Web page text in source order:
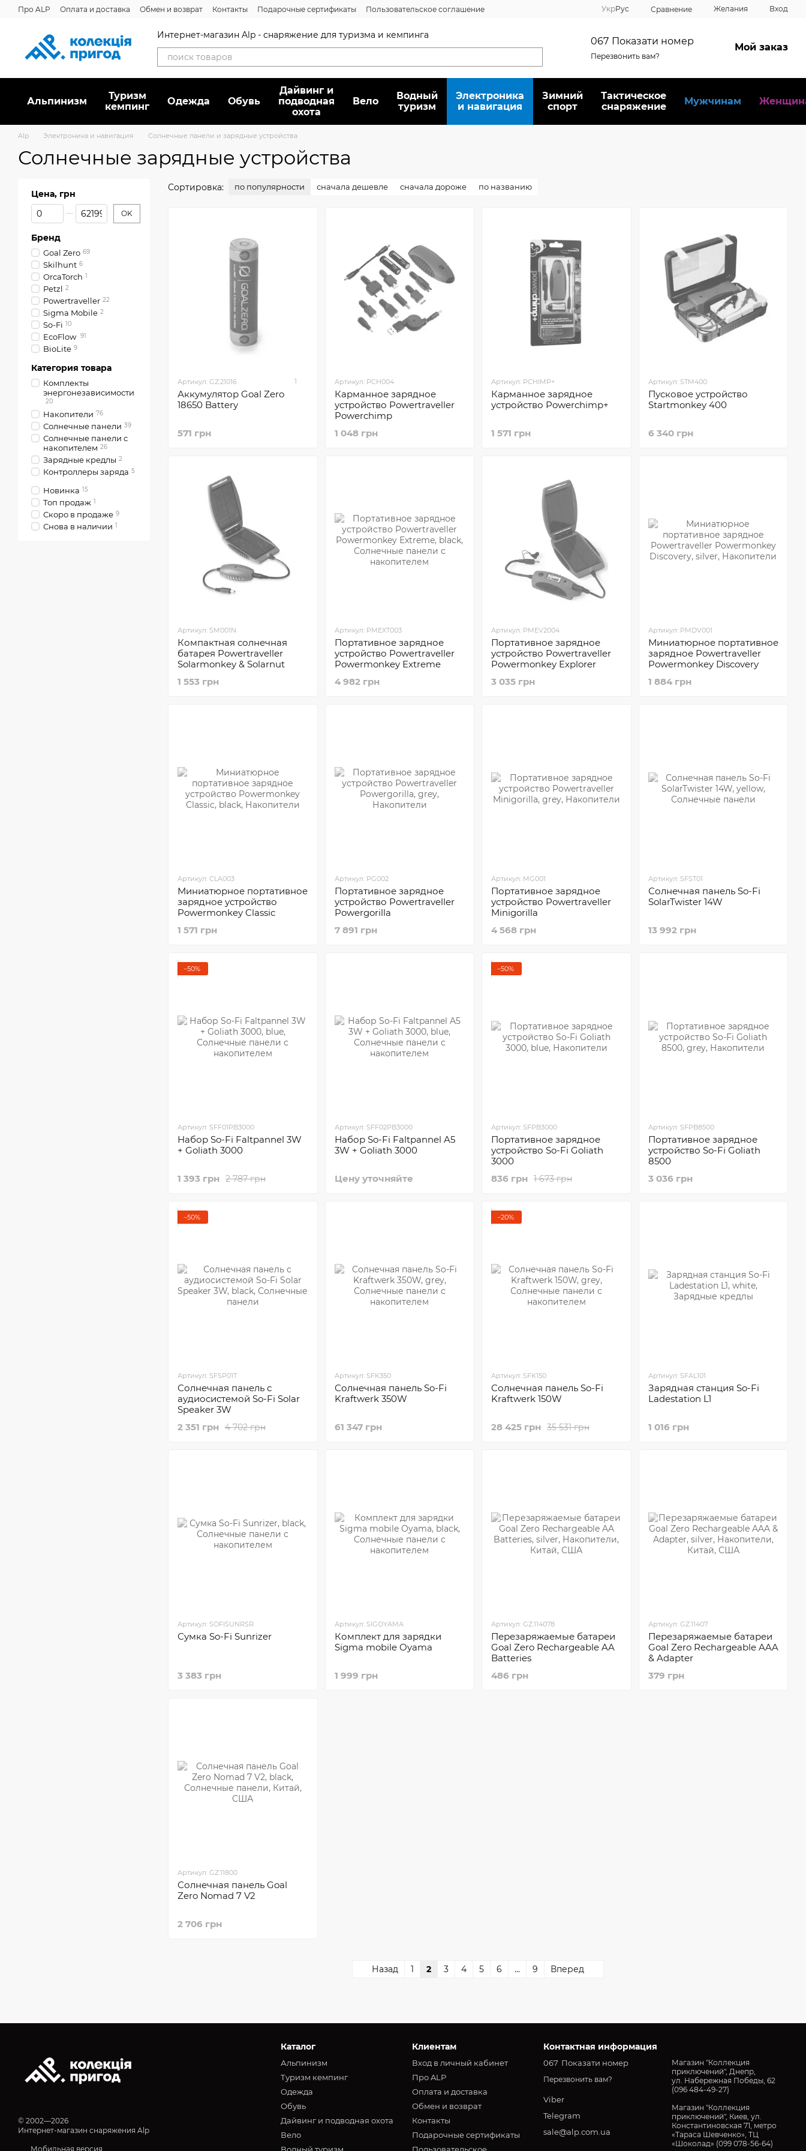
Перейти к основному контенту
Про ALP Оплата и доставка Обмен и возврат Контакты Подарочные сертификаты
Пользовательское соглашение
УкрРус Сравнение Желания Вход
Интернет-магазин Alp - снаряжение для туризма и кемпинга
067 Показати номер
Перезвонить вам?
Мой заказ
Альпинизм
Туризм
кемпинг
Oдежда Обувь
Дайвинг и
подводная
охота
Вело
Водный
туризм
Электроника
и навигация
Зимний
спорт
Тактическое
снаряжение
Мужчинам
Alp Электроника и навигация Солнечные панели и зарядные устройства
Солнечные зарядные устройства
Сортировка: по популярности сначала дешевле сначала дороже по названию
Артикул: GZ.21016 1
Аккумулятор Goal Zero
18650 Battery
571 грн
Артикул: PCH004
Карманное зарядное
устройство Powertraveller
Powerchimp
1 048 грн
Артикул: PCHIMP+
Карманное зарядное
устройство Powerchimp+
1 571 грн
Артикул: STM400
Пусковое устройство
Startmonkey 400
6 340 грн
Артикул: SM001N
Компактная солнечная
батарея Powertraveller
Solarmonkey & Solarnut
1 553 грн
Артикул: PMEXT003
Портативное зарядное
устройство Powertraveller
Powermonkey Extreme
4 982 грн
Артикул: PMEV2004
Портативное зарядное
устройство Powertraveller
Powermonkey Explorer
3 035 грн
Артикул: PMDV001
Миниатюрное портативное
зарядное Powertraveller
Powermonkey Discovery
1 884 грн
Артикул: CLA003
Миниатюрное портативное
зарядное устройство
Powermonkey Classic
1 571 грн
Артикул: PG002
Портативное зарядное
устройство Powertraveller
Powergorilla
7 891 грн
Артикул: MG001
Портативное зарядное
устройство Powertraveller
Minigorilla
4 568 грн
Артикул: SFST01
Солнечная панель So-Fi
SolarTwister 14W
13 992 грн
−50%
Артикул: SFF01PB3000
Набор So-Fi Faltpannel 3W
+ Goliath 3000
2 787 грн
1 393 грн
Артикул: SFF02PB3000
Набор So-Fi Faltpannel A5
3W + Goliath 3000
Цену уточняйте
−50%
Артикул: SFPB3000
Портативное зарядное
устройство So-Fi Goliath
3000
1 673 грн
836 грн
Артикул: SFPB8500
Портативное зарядное
устройство So-Fi Goliath
8500
3 036 грн
−50%
Артикул: SFSP01T
Солнечная панель с
аудиосистемой So-Fi Solar
Speaker 3W
4 702 грн
2 351 грн
Артикул: SFK350
Солнечная панель So-Fi
Kraftwerk 350W
61 347 грн
−20%
Артикул: SFK150
Солнечная панель So-Fi
Kraftwerk 150W
35 531 грн
28 425 грн
Артикул: SFAL101
Зарядная станция So-Fi
Ladestation L1
1 016 грн
Артикул: SOFISUNRSR
Сумка So-Fi Sunrizer
3 383 грн
Артикул: SIGOYAMA
Комплект для зарядки
Sigma mobile Oyama
1 999 грн
Артикул: GZ.114078
Перезаряжаемые батареи
Goal Zero Rechargeable AA
Batteries
486 грн
Артикул: GZ.11407
Перезаряжаемые батареи
Goal Zero Rechargeable AAA
& Adapter
379 грн
Артикул: GZ.11800
Солнечная панель Goal
Zero Nomad 7 V2
2 706 грн
Назад 1 2 3 4 5 6 ... 9 Вперед
Цена, грн
От Цена, грн
До Цена, грн OK
Бренд
Goal Zero 69
Skilhunt 6
OrcaTorch 1
Petzl 2
Powertraveller 22
Sigma Mobile 2
So-Fi 10
EcoFlow 91
BioLite 9
Категория товара
Комплекты
энергонезависимости
20
Накопители 76
Солнечные панели 39
Солнечные панели с
накопителем 26
Зарядные кредлы 2
Контроллеры заряда 5
Новинка 15
Топ продаж 1
Скоро в продаже 9
Снова в наличии 1
© 2002—2026
Интернет-магазин снаряжения Alp
Мобильная версия
Каталог
Альпинизм
Туризм кемпинг
Oдежда
Обувь
Дайвинг и подводная охота
Вело
Клиентам
Вход в личный кабинет
Про ALP
Оплата и доставка
Обмен и возврат
Контакты
Подарочные сертификаты
Контактная информация
067 Показати номер
Перезвонить вам?
Viber
Telegram
sale@alp.com.ua
Магазин "Коллекция
приключений", Днепр,
ул. Набережная Победы, 62
(096 484-49-27)
Магазин "Коллекция
приключений", Киев, ул.
Константиновская 71, метро
«Тараса Шевченко», ТЦ
«Шоколад» (099 078-56-64)